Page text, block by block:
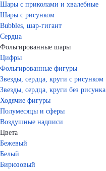
Шары с приколами и хвалебные
Шары с рисунком
Bubbles, шар-гигант
Сердца
Фольгированные шары
Цифры
Фольгированные фигуры
Звезды, сердца, круги с рисунком
Звезды, сердца, круги без рисунка
Ходячие фигуры
Полумесяцы и сферы
Воздушные надписи
Цвета
Бежевый
Белый
Бирюзовый